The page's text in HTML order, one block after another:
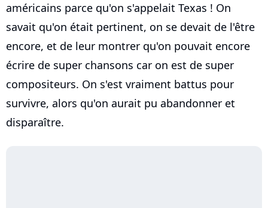
américains parce qu'on s'appelait Texas ! On
savait qu'on était pertinent, on se devait de l'être
encore, et de leur montrer qu'on pouvait encore
écrire de super chansons car on est de super
compositeurs. On s'est vraiment battus pour
survivre, alors qu'on aurait pu abandonner et
disparaître.